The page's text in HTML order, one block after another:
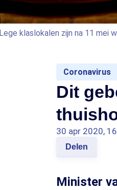
Lege klaslokalen zijn na 11 mei
Coronavirus
Dit
30 apr 2020,
Delen
Minister